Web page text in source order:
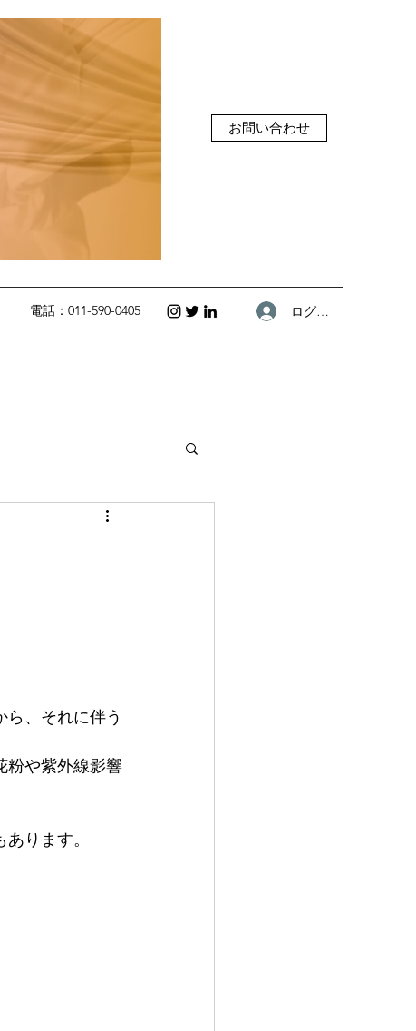
お問い合わせ
電話：011-590-0405 ログイン
、それに伴う
粉や紫外線影響
ります。